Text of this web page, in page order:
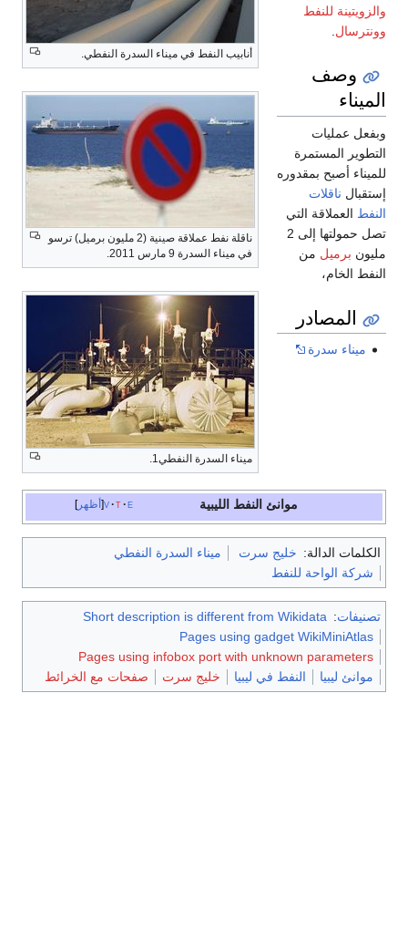
أنابيب النفط في ميناء السدرة النفطي.
ناقلة نفط عملاقة صينية (2 مليون برميل) ترسو
في ميناء السدرة 9 مارس 2011.
والزويتينة للنفط
وونترسال
وصف
الميناء
ميناء السدرة النفطي1.
وبفعل عمليات
التطوير المستمرة
للميناء أصبح بمقدوره
إستقبال ناقلات
النفط العملاقة التي
تصل حمولتها إلى 2
مليون برميل من
النفط الخام،
المصادر
ميناء سدرة
أظهر v t e موانئ النفط الليبية
الكلمات الدالة: خليج سرت
ميناء السدرة النفطي
شركة الواحة للنفط
تصنيفات:
Short description is different from Wikidata
Pages using gadget WikiMiniAtlas
Pages using infobox port with unknown parameters
موانئ ليبيا
النفط في ليبيا خليج سرت صفحات مع الخرائط